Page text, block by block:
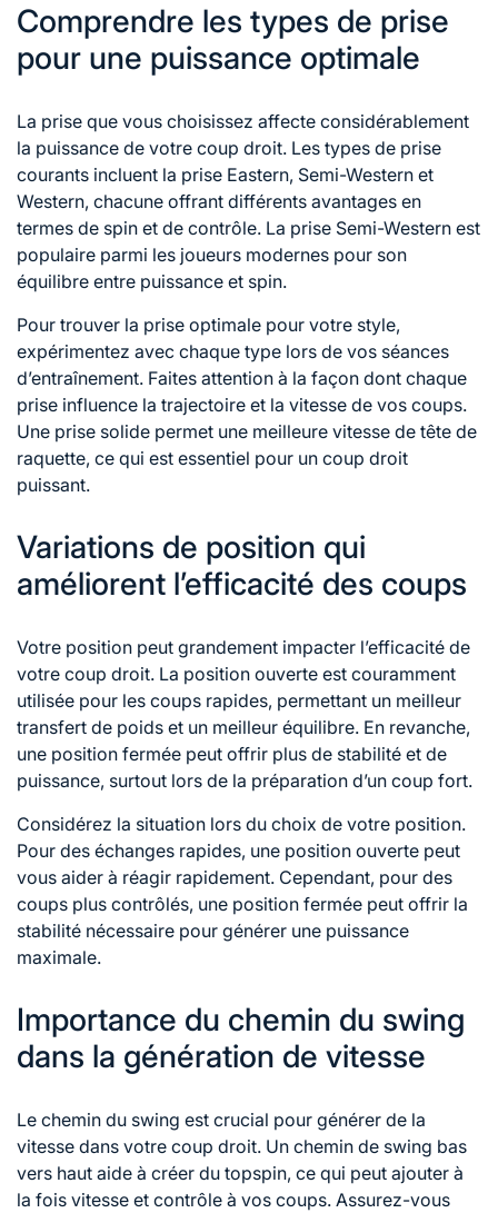
Comprendre les types de prise
pour une puissance optimale
La prise que vous choisissez affecte considérablement
la puissance de votre coup droit. Les types de prise
courants incluent la prise Eastern, Semi-Western et
Western, chacune offrant différents avantages en
termes de spin et de contrôle. La prise Semi-Western est
populaire parmi les joueurs modernes pour son
équilibre entre puissance et spin.
Pour trouver la prise optimale pour votre style,
expérimentez avec chaque type lors de vos séances
d’entraînement. Faites attention à la façon dont chaque
prise influence la trajectoire et la vitesse de vos coups.
Une prise solide permet une meilleure vitesse de tête de
raquette, ce qui est essentiel pour un coup droit
puissant.
Variations de position qui
améliorent l’efficacité des coups
Votre position peut grandement impacter l’efficacité de
votre coup droit. La position ouverte est couramment
utilisée pour les coups rapides, permettant un meilleur
transfert de poids et un meilleur équilibre. En revanche,
une position fermée peut offrir plus de stabilité et de
puissance, surtout lors de la préparation d’un coup fort.
Considérez la situation lors du choix de votre position.
Pour des échanges rapides, une position ouverte peut
vous aider à réagir rapidement. Cependant, pour des
coups plus contrôlés, une position fermée peut offrir la
stabilité nécessaire pour générer une puissance
maximale.
Importance du chemin du swing
dans la génération de vitesse
Le chemin du swing est crucial pour générer de la
vitesse dans votre coup droit. Un chemin de swing bas
vers haut aide à créer du topspin, ce qui peut ajouter à
la fois vitesse et contrôle à vos coups. Assurez-vous